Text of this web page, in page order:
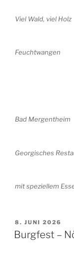
Viel Wald, viel Holz
Feuchtwangen
Bad Mergentheim
Georgisches
mit speziellem
AM
8. JUNI 2026
Burgfest –